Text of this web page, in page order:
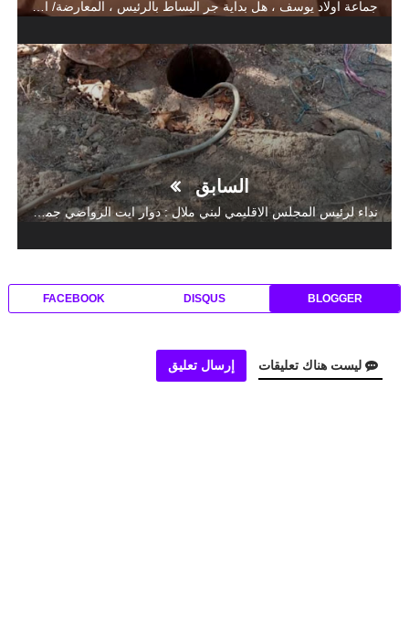
جماعة اولاد يوسف ، هل بداية جر البساط بالرئيس ، المعارضة/ الاغلبية تطالب والي الجهة من اجل التدخل و تخوفات الاعضاء من اشتعال فتنة بين دواوير الجماعة - بلاغ-
السابق
نداء لرئيس المجلس الاقليمي لبني ملال : دوار ايت الرواضي جماعة سمكت انقطاع الماء و تجاهل معاناة الساكنة
BLOGGER
DISQUS
FACEBOOK
ليست هناك تعليقات إرسال تعليق